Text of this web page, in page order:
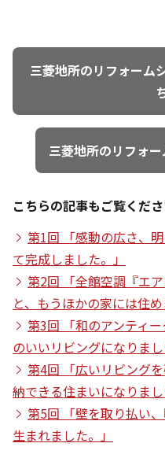
三菱地所のリフォーム
三菱地所のリフォ
こちらの記事もご覧くださ
第1回 「感動の広さ、
て完成しました。」
第2回 「全館空調『エ
と、もうほかの家には住め
第3回 「和のアンティ
のいいリビングになりまし
第4回 「広いリビング
納できる住まいになりまし
第5回 「壁を取り払い
生まれました。」